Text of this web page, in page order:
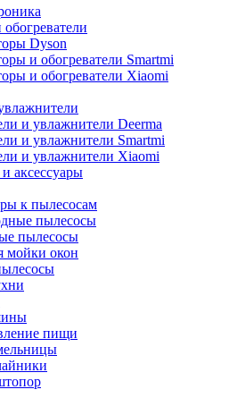
Dyson
и обогреватели Smartmi
и обогреватели Xiaomi
и увлажнители Deerma
и увлажнители Smartmi
и увлажнители Xiaomi
аксессуары
к пылесосам
пылесосы
пылесосы
мойки окон
пищи